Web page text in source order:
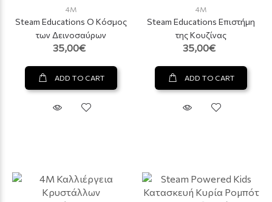
4M
Steam Educations Ο Κόσμος
των Δεινοσαύρων
35,00€
ADD TO CART
4M
Steam Educations Επιστήμη
της Κουζίνας
35,00€
ADD TO CART